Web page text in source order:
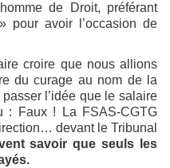
de Droit, préférant
pour avoir l’occasion de
croire que nous allions
du curage au nom de la
l’idée que le salaire
: Faux ! La FSAS-CGTG
devant le Tribunal
savoir que seuls les